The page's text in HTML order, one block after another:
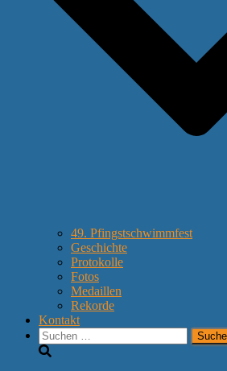
49. Pfingstschwimmfest
Geschichte
Protokolle
Fotos
Medaillen
Rekorde
Kontakt
Suchen
nach: